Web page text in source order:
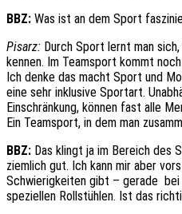
BBZ: Was ist an dem Sport
Pisarz: Durch Sport lernt man
kennen. Im Teamsport kommt
Ich denke das macht Sport und
eine sehr inklusive Sportart.
Einschränkung, können fast alle
Ein Teamsport, in dem man
BBZ: Das klingt ja im Bereich des
ziemlich gut. Ich kann mir aber
Schwierigkeiten gibt – gerade
speziellen Rollstühlen. Ist das